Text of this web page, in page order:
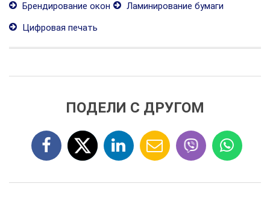
Брендирование окон
Ламинирование бумаги
Цифровая печать
ПОДЕЛИ С ДРУГОМ